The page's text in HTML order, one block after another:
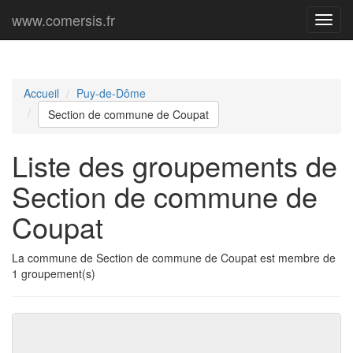
Menu
www.comersis.fr
Accueil
Puy-de-Dôme
Section de commune de Coupat
Liste des groupements de
Section de commune de
Coupat
La commune de Section de commune de Coupat est membre de
1 groupement(s)